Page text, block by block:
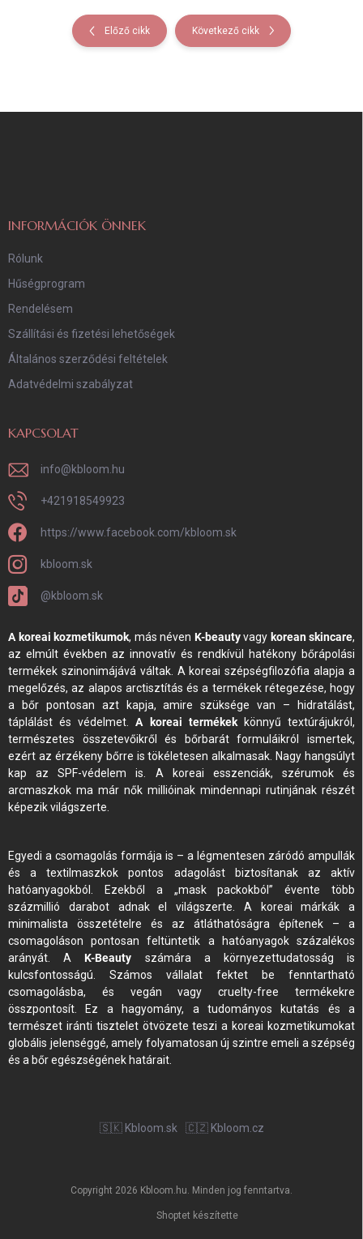
Előző cikk Következő cikk
INFORMÁCIÓK ÖNNEK
Rólunk
Hűségprogram
Rendelésem
Szállítási és fizetési lehetőségek
Általános szerződési feltételek
Adatvédelmi szabályzat
KAPCSOLAT
info@kbloom.hu
+421918549923
https://www.facebook.com/kbloom.sk
kbloom.sk
@kbloom.sk
A koreai kozmetikumok, más néven K-beautyvagy korean skincare,
az elmúlt években az innovatív és rendkívül hatékony bőrápolási
termékek szinonimájává váltak. A koreai szépségfilozófia alapja a
megelőzés, az alapos arctisztítás és a termékek rétegezése, hogy
a bőr pontosan azt kapja, amire szüksége van – hidratálást,
táplálást és védelmet.A koreai termékekkönnyű textúrájukról,
természetes összetevőikről és bőrbarát formuláikról ismertek,
ezért az érzékeny bőrre is tökéletesen alkalmasak. Nagy hangsúlyt
kap az SPF-védelem is. A koreai esszenciák, szérumok és
arcmaszkok ma már nők millióinak mindennapi rutinjának részét
képezik világszerte.
Egyedi a csomagolás formája is – a légmentesen záródó ampullák
és a textilmaszkok pontos adagolást biztosítanak az aktív
hatóanyagokból. Ezekből a „mask packokból” évente több
százmillió darabot adnak el világszerte. A koreai márkák a
minimalista összetételre és az átláthatóságra építenek – a
csomagoláson pontosan feltüntetik a hatóanyagok százalékos
arányát. A K-Beauty számára a környezettudatosság is
kulcsfontosságú. Számos vállalat fektet be fenntartható
csomagolásba, és vegán vagy cruelty-free termékekre
összpontosít. Ez a hagyomány, a tudományos kutatás és a
természet iránti tisztelet ötvözete teszi a koreai kozmetikumokat
globális jelenséggé, amely folyamatosan új szintre emeli a szépség
és a bőr egészségének határait.
🇸🇰 Kbloom.sk 🇨🇿 Kbloom.cz
Shoptet készítette
Copyright 2026 Kbloom.hu. Minden jog fenntartva.